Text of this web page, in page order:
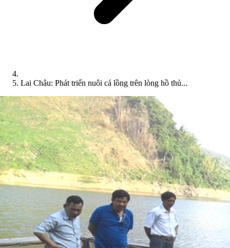
Lai Châu: Phát triển nuôi cá lồng trên lòng hồ thủ...